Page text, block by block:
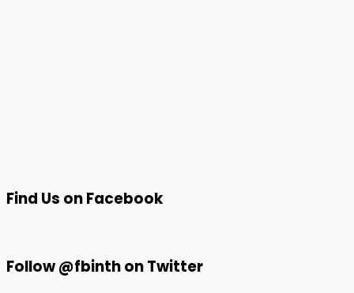
Find Us on Facebook
Follow @fbinth on Twitter